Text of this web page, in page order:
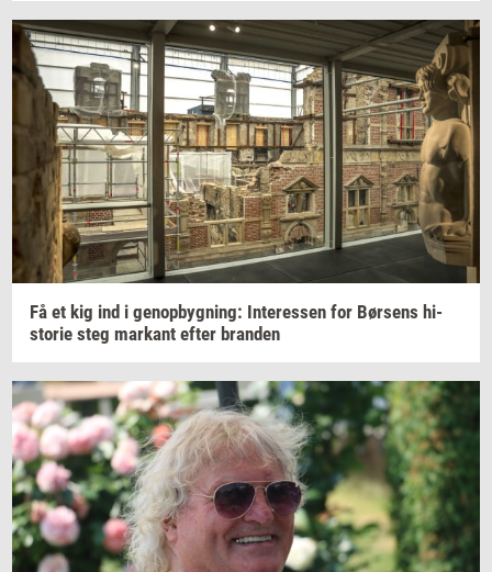
Få et kig ind i genop­byg­ning: In­ter­es­sen for Bør­sens hi­
sto­rie steg mar­kant efter bran­den